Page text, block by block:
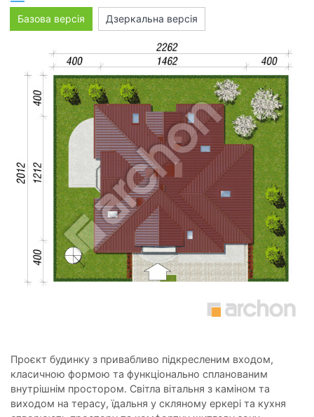
Базова версія Дзеркальна версія
Проєкт будинку з привабливо підкресленим входом,
класичною формою та функціонально спланованим
внутрішнім простором. Світла вітальня з каміном та
виходом на терасу, їдальня у скляному еркері та кухня